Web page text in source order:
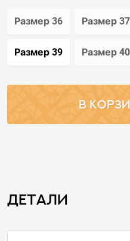
Размер 36 Размер 37
Размер 39 Размер 40
В
Детали